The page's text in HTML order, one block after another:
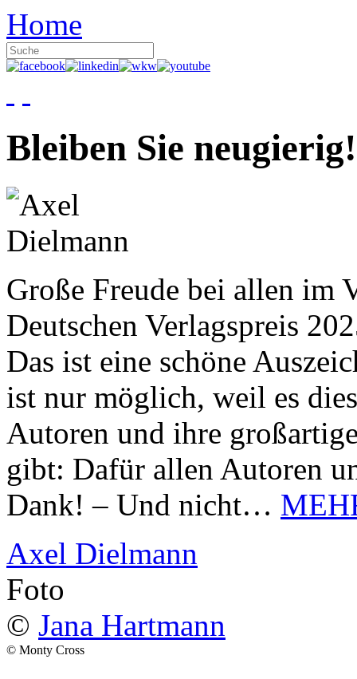
Home
Bleiben Sie neugierig!
Große Freude bei allen im
Deutschen Verlagspreis
Das ist eine schöne
ist nur möglich, weil es
Autoren und ihre
gibt: Dafür allen Autoren
Dank! – Und nicht…
Axel Dielmann
Foto
© Jana Hartmann
© Monty Cross